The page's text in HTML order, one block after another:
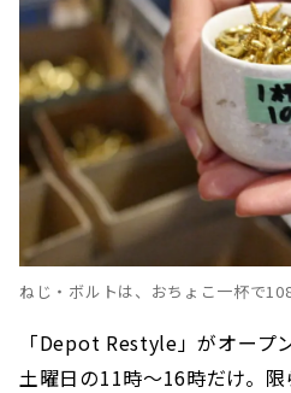
ねじ・ボルトは、おちょこ一杯で108
「Depot Restyle」がオープ
土曜日の11時～16時だけ。